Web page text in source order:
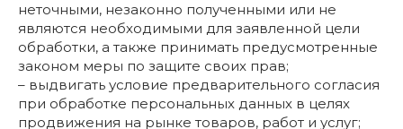
неточными, незаконно полученными или не
являются необходимыми для заявленной цели
обработки, а также принимать предусмотренные
законом меры по защите своих прав;
– выдвигать условие предварительного согласия
при обработке персональных данных в целях
продвижения на рынке товаров, работ и услуг;